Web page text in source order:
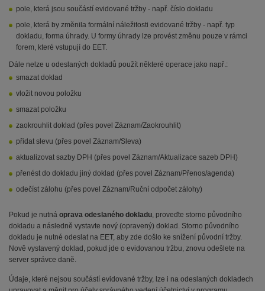
pole, která jsou součástí evidované tržby - např. číslo dokladu
pole, která by změnila formální náležitosti evidované tržby - např. typ
dokladu, forma úhrady. U formy úhrady lze provést změnu pouze v rámci
forem, které vstupují do EET.
Dále nelze u odeslaných dokladů použít některé operace jako např.:
smazat doklad
vložit novou položku
smazat položku
zaokrouhlit doklad (přes povel Záznam/Zaokrouhlit)
přidat slevu (přes povel Záznam/Sleva)
aktualizovat sazby DPH (přes povel Záznam/Aktualizace sazeb DPH)
přenést do dokladu jiný doklad (přes povel Záznam/Přenos/agenda)
odečíst zálohu (přes povel Záznam/Ruční odpočet zálohy)
Pokud je nutná oprava odeslaného dokladu, proveďte storno původního
dokladu a následně vystavte nový (opravený) doklad. Storno původního
dokladu je nutné odeslat na EET, aby zde došlo ke snížení původní tržby.
Nově vystavený doklad, pokud jde o evidovanou tržbu, znovu odešlete na
server správce daně.
Údaje, které nejsou součástí evidované tržby, lze i na odeslaných dokladech